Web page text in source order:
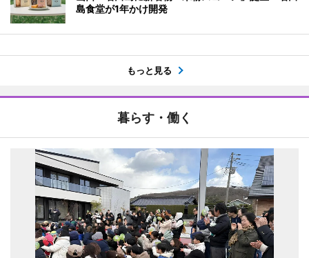
島食堂が1年かけ開発
もっと見る
暮らす・働く